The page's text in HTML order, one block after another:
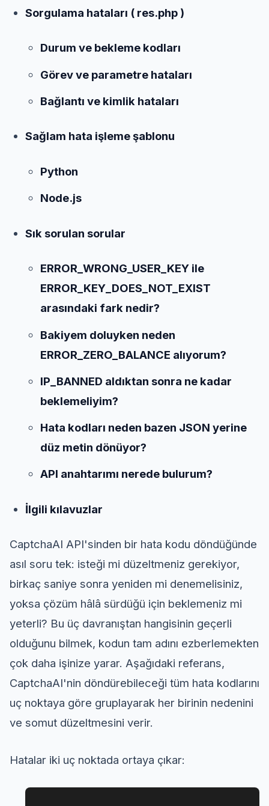
Sorgulama hataları ( res.php )
Durum ve bekleme kodları
Görev ve parametre hataları
Bağlantı ve kimlik hataları
Sağlam hata işleme şablonu
Python
Node.js
Sık sorulan sorular
ERROR_WRONG_USER_KEY ile
ERROR_KEY_DOES_NOT_EXIST
arasındaki fark nedir?
Bakiyem doluyken neden
ERROR_ZERO_BALANCE alıyorum?
IP_BANNED aldıktan sonra ne kadar
beklemeliyim?
Hata kodları neden bazen JSON yerine
düz metin dönüyor?
API anahtarımı nerede bulurum?
İlgili kılavuzlar
CaptchaAI API'sinden bir hata kodu döndüğünde
asıl soru tek: isteği mi düzeltmeniz gerekiyor,
birkaç saniye sonra yeniden mi denemelisiniz,
yoksa çözüm hâlâ sürdüğü için beklemeniz mi
yeterli? Bu üç davranıştan hangisinin geçerli
olduğunu bilmek, kodun tam adını ezberlemekten
çok daha işinize yarar. Aşağıdaki referans,
CaptchaAI'nin döndürebileceği tüm hata kodlarını
uç noktaya göre gruplayarak her birinin nedenini
ve somut düzeltmesini verir.
Hatalar iki uç noktada ortaya çıkar: